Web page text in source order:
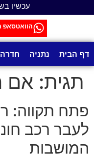
עכשיו
הוואטסאפ
דף הבית נתניה חדרה
תגית: אם
פתח תקווה:
לעבר רכב
המושבות